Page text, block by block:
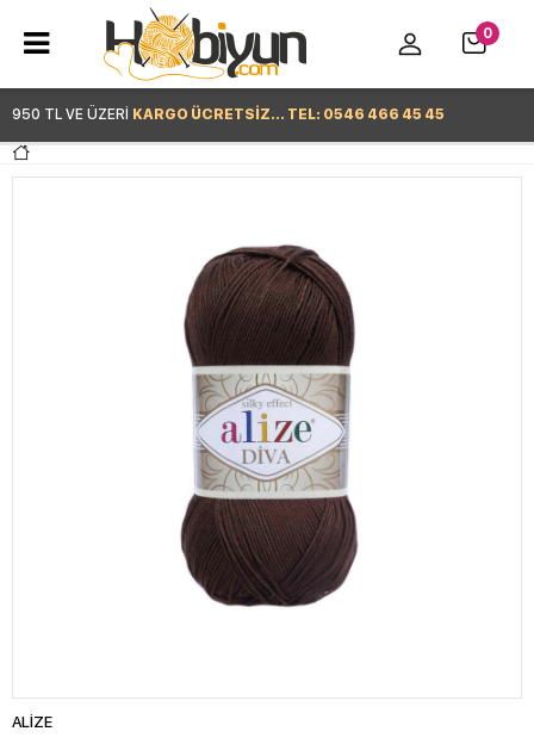
950 TL VE ÜZERİ KARGO ÜCRETSİZ... TEL: 0546 466 45 45
0
ALİZE